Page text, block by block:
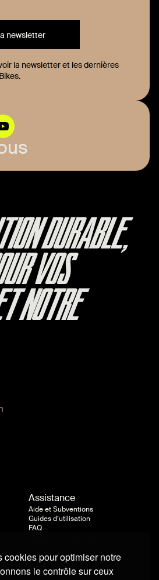
cookies pour optimiser notre
le contrôle sur ceux
la newsletter et les dernières
DURABLE,
VOS
NOTRE
Assistance
Aide et Subventions
Guides d’utilisation
FAQ